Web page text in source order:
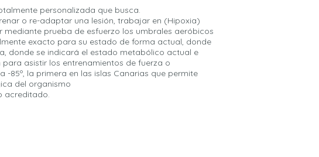
personalizada que busca.
o re-adaptar una lesión, trabajar en (Hipoxia)
prueba de esfuerzo los umbrales aeróbicos
exacto para su estado de forma actual, donde
donde se indicará el estado metabólico actual e
asistir los entrenamientos de fuerza o
la primera en las islas Canarias que permite
del organismo
acreditado.